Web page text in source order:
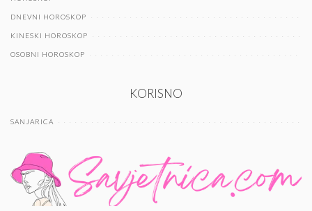
DNEVNI HOROSKOP
KINESKI HOROSKOP
OSOBNI HOROSKOP
KORISNO
SANJARICA